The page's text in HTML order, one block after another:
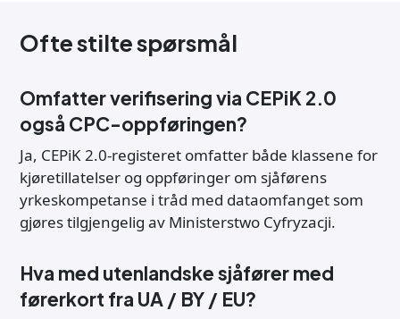
Ofte stilte spørsmål
Omfatter verifisering via CEPiK 2.0
også CPC-oppføringen?
Ja, CEPiK 2.0-registeret omfatter både klassene for
kjøretillatelser og oppføringer om sjåførens
yrkeskompetanse i tråd med dataomfanget som
gjøres tilgjengelig av Ministerstwo Cyfryzacji.
Hva med utenlandske sjåfører med
førerkort fra UA / BY / EU?